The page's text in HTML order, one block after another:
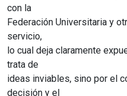
con la
Federación Universitaria y
servicio,
lo cual deja claramente
trata de
ideas inviables, sino por el
decisión y el